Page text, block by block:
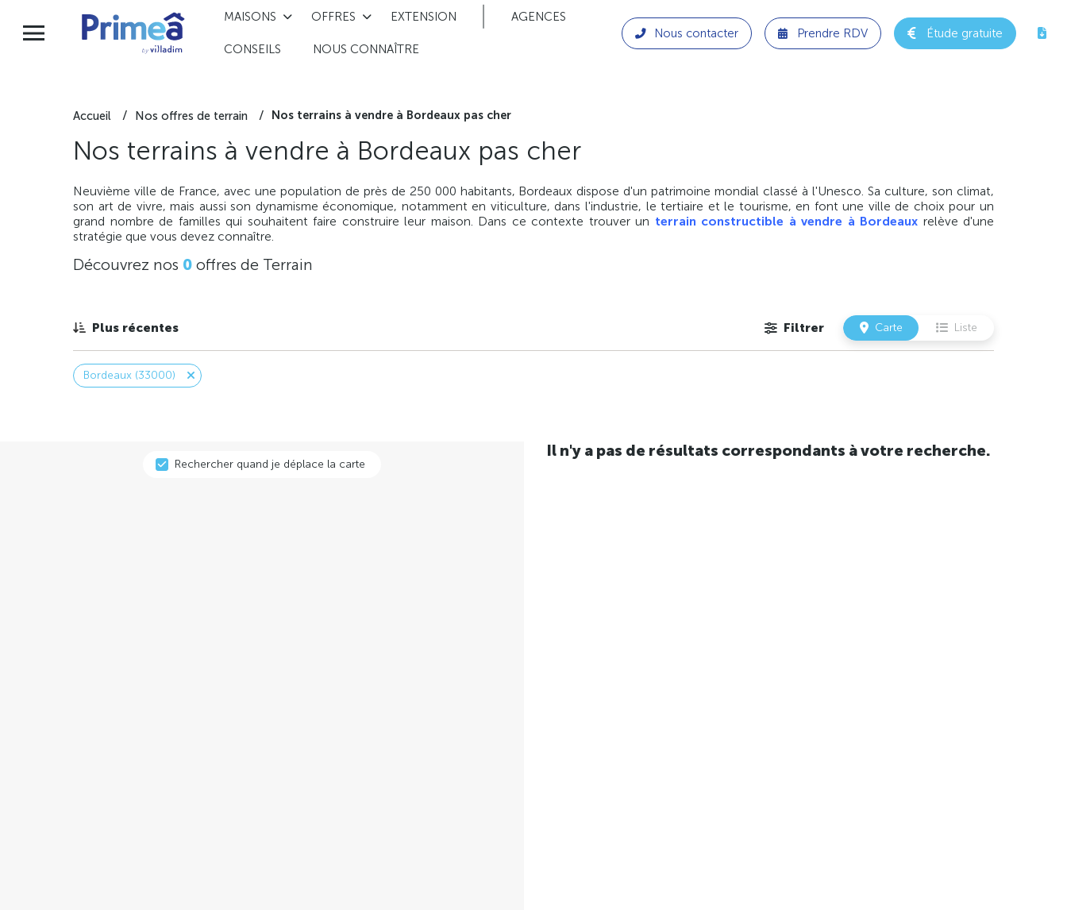
MAISONS OFFRES EXTENSION AGENCES
CONSEILS NOUS CONNAÎTRE
Nous contacter Prendre RDV Étude gratuite
Accueil Nos offres de terrain Nos terrains à vendre à Bordeaux pas cher
Nos terrains à vendre à Bordeaux pas cher
Neuvième ville de France, avec une population de près de 250 000 habitants, Bordeaux dispose d'un patrimoine mondial classé à l'Unesco. Sa culture, son climat,
son art de vivre, mais aussi son dynamisme économique, notamment en viticulture, dans l'industrie, le tertiaire et le tourisme, en font une ville de choix pour un
grand nombre de familles qui souhaitent faire construire leur maison. Dans ce contexte trouver un terrain constructible à vendre à Bordeaux relève d'une
stratégie que vous devez connaître.
Découvrez nos 0 offres de Terrain
Plus récentes Filtrer Carte Liste
Bordeaux (33000)
Rechercher quand je déplace la carte
Il n'y a pas de résultats correspondants à votre recherche.